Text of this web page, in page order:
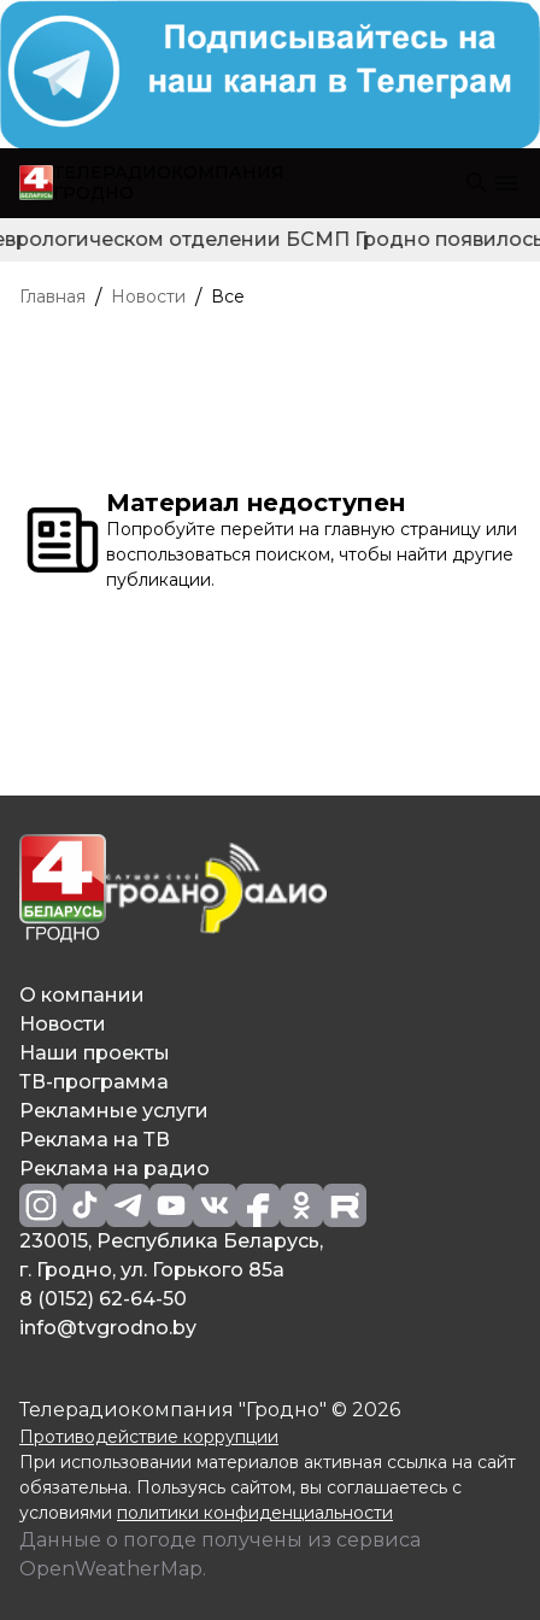
отделении БСМП Гродно
Главная / Новости / Все
Материал недоступен
Попробуйте перейти на главную страницу или
воспользоваться поиском, чтобы найти другие
публикации.
О компании
Новости
Наши проекты
ТВ-программа
Рекламные услуги
Реклама на ТВ
Реклама на радио
230015, Республика Беларусь,
г. Гродно, ул. Горького 85а
8 (0152) 62-64-50
info@tvgrodno.by
Телерадиокомпания "Гродно" © 2026
Противодействие коррупции
При использовании материалов активная ссылка на сайт
обязательна. Пользуясь сайтом, вы соглашаетесь с
условиями политики конфиденциальности
Данные о погоде получены из сервиса
OpenWeatherMap.